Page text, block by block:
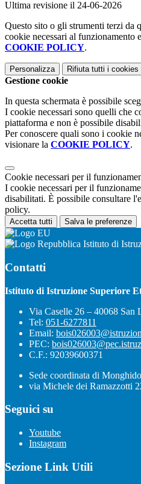
Ultima revisione il 24-06-2026
Questo sito o gli strumenti terzi da
cookie necessari al
COOKIE POLICY.
Personalizza Rifiuta tutti i cookies
Gestione cookie
In questa schermata è possibile
I cookie necessari sono quelli che
piattaforma e non è possibile
Per conoscere quali sono i cookie
visionare la COOKIE POLICY.
Cookie necessari per il
I cookie necessari per il
disabilitati. È possibile consultare
policy.
Accetta tutti Salva le preferenze
Istituto di
Contatti
Istituto di Istruzione Superiore
Via Caselle 26 – 40068 San
Tel: 051-6277811
Email:
PEC:
C.F.: 92039600371
Sede coordinata di
via Michele dei Ramazzotti
Seguici su
Youtube
Instagram
Sezione Link Utili